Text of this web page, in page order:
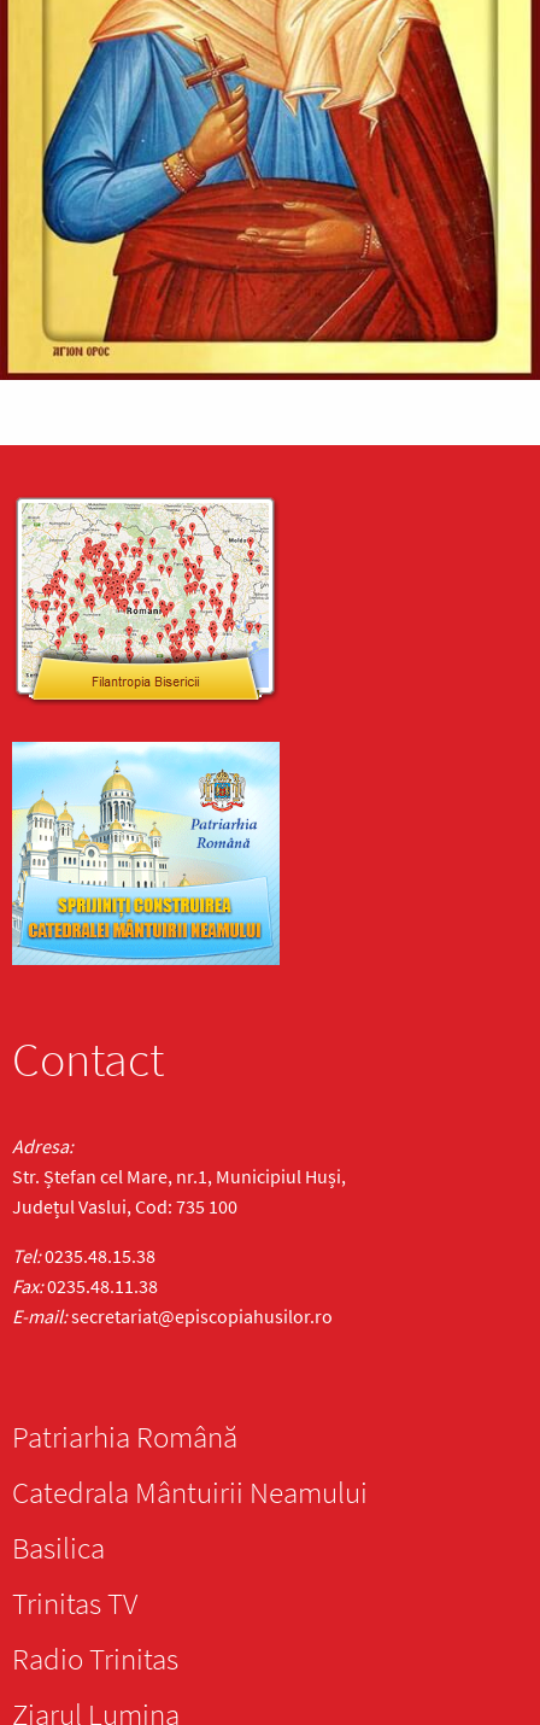
Contact
Adresa:
Str. Ștefan cel Mare, nr.1, Municipiul Huși,
Județul Vaslui, Cod: 735 100
Tel:0235.48.15.38
Fax:0235.48.11.38
E-mail:secretariat@episcopiahusilor.ro
Patriarhia Română
Catedrala Mântuirii Neamului
Basilica
Trinitas TV
Radio Trinitas
Ziarul Lumina